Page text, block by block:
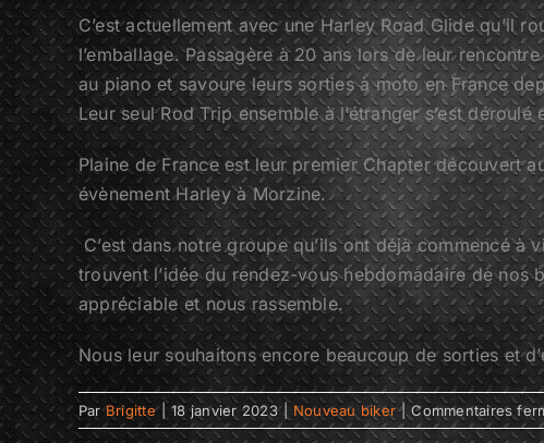
C’est actuellement avec une Harley Road Glide qu’il
l’emballage. Passagère à 20 ans lors de leur
au piano et savoure leurs sorties à moto en France
Leur seul Rod Trip ensemble à l’étranger s’est déroulé
Plaine de France est leur premier Chapter découvert
évènement Harley à Morzine.
C’est dans notre groupe qu’ils ont déjà commencé
trouvent l’idée du rendez-vous hebdomadaire de
appréciable et nous rassemble.
Nous leur souhaitons encore beaucoup de sorties et
ParBrigitte 18 janvier 2023 Nouveau biker | Commentaires